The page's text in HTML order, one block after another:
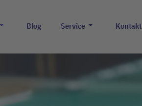
Blog Service Kontakt